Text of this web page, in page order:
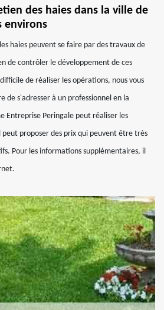
des haies dans la ville de
environs
haies peuvent se faire par des travaux de
de contrôler le développement de ces
de réaliser les opérations, nous vous
de s'adresser à un professionnel en la
Entreprise Peringale peut réaliser les
proposer des prix qui peuvent être très
Pour les informations supplémentaires, il